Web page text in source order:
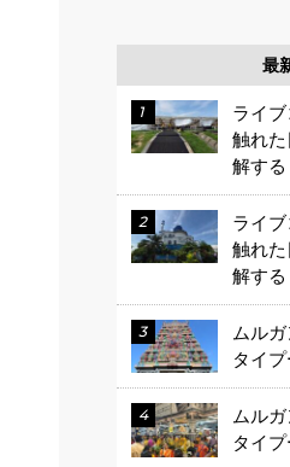
最
ライ
触れ
解する
ライ
触れ
解する
ムル
タイプ
ムル
タイプ